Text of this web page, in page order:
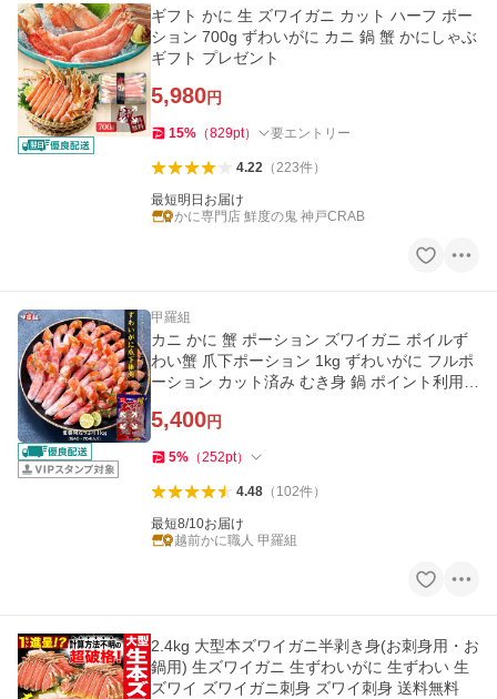
ギフト かに 生 ズワイガニ カット ハーフ ポー
ション 700g ずわいがに カニ 鍋 蟹 かにしゃぶ
ギフト プレゼント
5,980円
15% （829pt） 要エントリー
4.22（223件）
最短明日お届け
かに専門店 鮮度の鬼 神戸CRAB
甲羅組
カニ かに 蟹 ポーション ズワイガニ ボイルず
わい蟹 爪下ポーション 1kg ずわいがに フルポ
ーション カット済み むき身 鍋 ポイント利用
5,400円
5% （252pt）
4.48（ 102件）
最短8/10お届け
越前かに職人 甲羅組
2.4kg 大型本ズワイガニ半剥き身(お刺身用・お
鍋用) 生ズワイガニ 生ずわいがに 生ずわい 生
ズワイ ズワイガニ刺身 ズワイ刺身 送料無料